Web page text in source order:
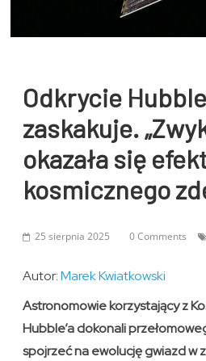
Odkrycie
zaskakuje.
okazała się
kosmicznego
25 sierpnia 2025 0 Comments
Autor:Marek Kwiatkowski
Astronomowie korzystający z
Hubble’a dokonali
spojrzeć na ewolucję gwiazd w